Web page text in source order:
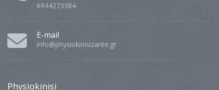
6944273384
E-mail
info@physiokinisizante.gr
Physiokinisi